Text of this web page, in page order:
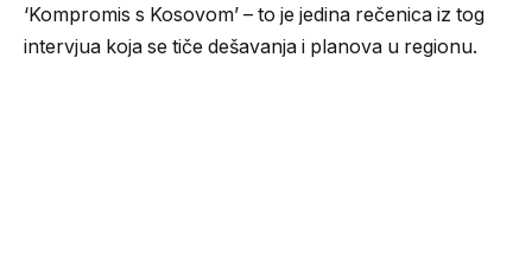
‘Kompromis s Kosovom’ – to je jedina rečenica iz tog
intervjua koja se tiče dešavanja i planova u regionu.